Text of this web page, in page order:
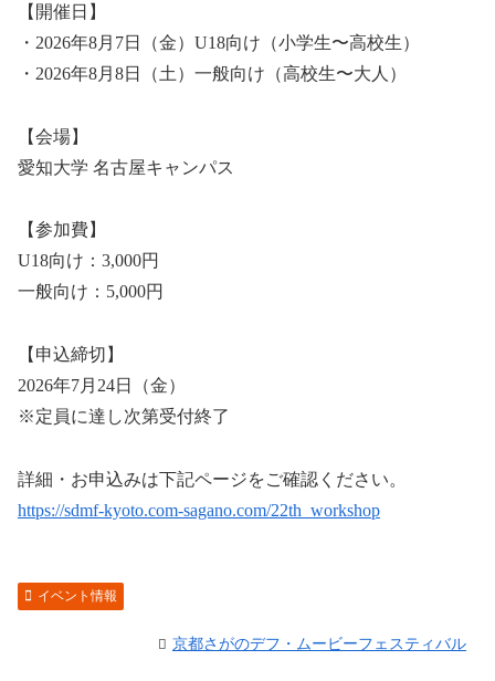
【開催日】
・2026年8月7日（金）U18向け（小学生〜高校生）
・2026年8月8日（土）一般向け（高校生〜大人）
【会場】
愛知大学 名古屋キャンパス
【参加費】
U18向け：3,000円
一般向け：5,000円
【申込締切】
2026年7月24日（金）
※定員に達し次第受付終了
詳細・お申込みは下記ページをご確認ください。
https://sdmf-kyoto.com-sagano.com/22th_workshop
イベント情報
京都さがのデフ・ムービーフェスティバル